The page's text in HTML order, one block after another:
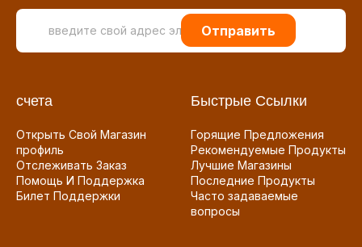
Отправить
счета
Открыть Свой Магазин
профиль
Отслеживать Заказ
Помощь И Поддержка
Билет Поддержки
Быстрые Ссылки
Горящие Предложения
Рекомендуемые Продукты
Лучшие Магазины
Последние Продукты
Часто задаваемые
вопросы